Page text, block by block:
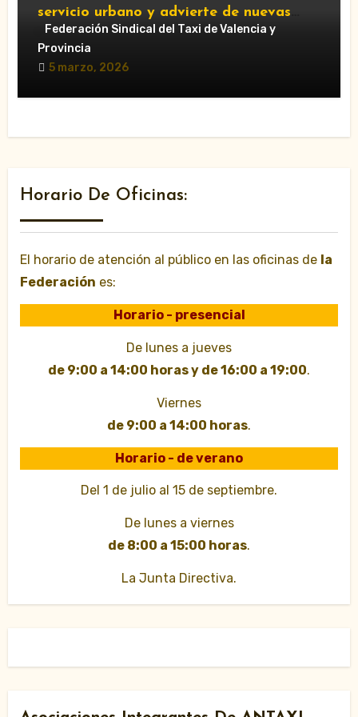
servicio urbano y advierte de nuevas
movilizaciones»
Federación Sindical del Taxi de Valencia y
Provincia
5 marzo, 2026
Horario De Oficinas:
El horario de atención al público en las oficinas de la
Federación es:
Horario - presencial
De lunes a jueves
de 9:00 a 14:00 horas y de 16:00 a 19:00.
Viernes
de 9:00 a 14:00 horas.
Horario - de verano
Del 1 de julio al 15 de septiembre.
De lunes a viernes
de 8:00 a 15:00 horas.
La Junta Directiva.